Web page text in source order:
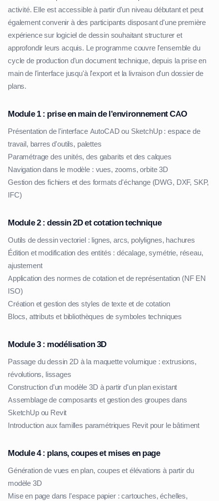
activité. Elle est accessible à partir d'un niveau débutant et peut
également convenir à des participants disposant d'une première
expérience sur logiciel de dessin souhaitant structurer et
approfondir leurs acquis. Le programme couvre l'ensemble du
cycle de production d'un document technique, depuis la prise en
main de l'interface jusqu'à l'export et la livraison d'un dossier de
plans.
Module 1 : prise en main de l'environnement CAO
Présentation de l'interface AutoCAD ou SketchUp : espace de
travail, barres d'outils, palettes
Paramétrage des unités, des gabarits et des calques
Navigation dans le modèle : vues, zooms, orbite 3D
Gestion des fichiers et des formats d'échange (DWG, DXF, SKP,
IFC)
Module 2 : dessin 2D et cotation technique
Outils de dessin vectoriel : lignes, arcs, polylignes, hachures
Édition et modification des entités : décalage, symétrie, réseau,
ajustement
Application des normes de cotation et de représentation (NF EN
ISO)
Création et gestion des styles de texte et de cotation
Blocs, attributs et bibliothèques de symboles techniques
Module 3 : modélisation 3D
Passage du dessin 2D à la maquette volumique : extrusions,
révolutions, lissages
Construction d'un modèle 3D à partir d'un plan existant
Assemblage de composants et gestion des groupes dans
SketchUp ou Revit
Introduction aux familles paramétriques Revit pour le bâtiment
Module 4 : plans, coupes et mises en page
Génération de vues en plan, coupes et élévations à partir du
modèle 3D
Mise en page dans l'espace papier : cartouches, échelles,